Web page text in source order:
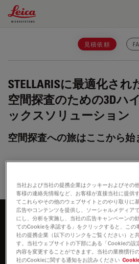
Leica Microsystems Logo
見積依頼
STELLARISに最適化され
空間探査のための3Dハ
ックスソリューション
空間探査への旅はここから始
もっと知りたいですか
お気軽にお問合せくだ
当社および当社の提携企業はクッキーおよびその
客様の連絡先情報など、お客様が直接当社に提供
てこれらやその他のウェブサイトとのやり取りに
広告やコンテンツを提供し、ソーシャルメディア
にし、分析を実施し、当社の広告キャンペーンの
てのCookieを承認する」をクリックすると、この
社の提携企業（以下のリンクをご覧ください）と
す。当社ウェブサイトの下部にある「Cookieの設
内容を変更することができます。当社の業務慣行
社のCookieに関する通知をお読みください